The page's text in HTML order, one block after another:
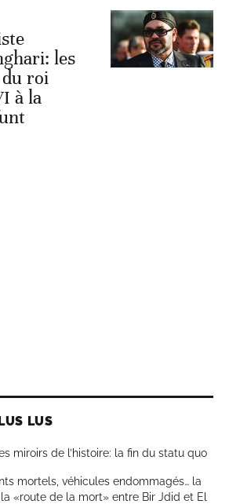
les
du roi
à la
LUS
miroirs de l’histoire: la fin du statu quo
mortels, véhicules endommagés… la
«route de la mort» entre Bir Jdid et El